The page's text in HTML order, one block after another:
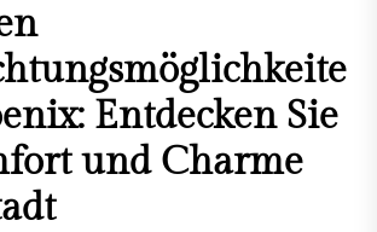
Entdecken Sie
und Charme